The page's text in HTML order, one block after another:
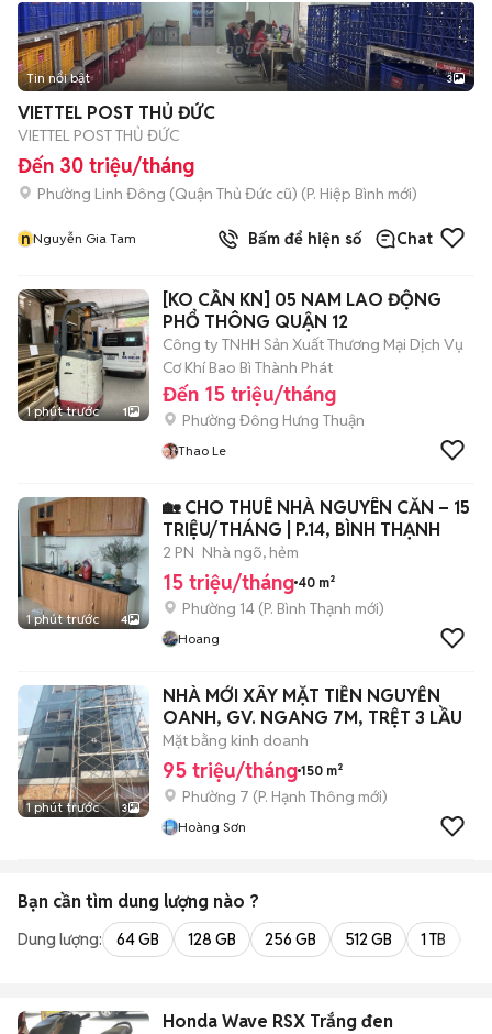
Tin nổi bật 3
VIETTEL POST THỦ ĐỨC
VIETTEL POST THỦ ĐỨC
Đến 30 triệu/tháng
Phường Linh Đông (Quận Thủ Đức cũ) (P. Hiệp Bình mới)
nNguyễn Gia Tam Bấm để hiện số Chat
1 phút trước 1
[KO CẦN KN] 05 NAM LAO ĐỘNG
PHỔ THÔNG QUẬN 12
Công ty TNHH Sản Xuất Thương Mại Dịch Vụ
Cơ Khí Bao Bì Thành Phát
Đến 15 triệu/tháng
Phường Đông Hưng Thuận
Thao Le
1 phút trước 4
🏡 CHO THUÊ NHÀ NGUYÊN CĂN – 15
TRIỆU/THÁNG | P.14, BÌNH THẠNH
2 PN Nhà ngõ, hẻm
15 triệu/tháng 40 m²
Phường 14 (P. Bình Thạnh mới)
Hoang
1 phút trước 3
NHÀ MỚI XÂY MẶT TIỀN NGUYỄN
OANH, GV. NGANG 7M, TRỆT 3 LẦU
Mặt bằng kinh doanh
95 triệu/tháng 150 m²
Phường 7 (P. Hạnh Thông mới)
Hoàng Sơn
Bạn cần tìm dung lượng nào ?
Dung lượng: 64 GB 128 GB 256 GB 512 GB 1 TB
Honda Wave RSX Trắng đen